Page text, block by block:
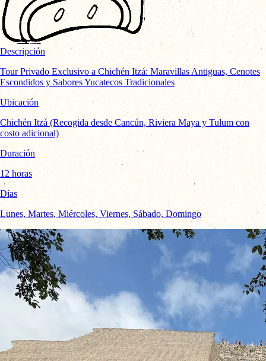
Descripción
Tour Privado Exclusivo a Chichén Itzá: Maravillas Antiguas, Cenotes
Escondidos y Sabores Yucatecos Tradicionales
Ubicación
Chichén Itzá (Recogida desde Cancún, Riviera Maya y Tulum con
costo adicional)
Duración
12 horas
Días
Lunes, Martes, Miércoles, Viernes, Sábado, Domingo